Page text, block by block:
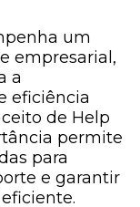
um
empresarial,
a
eficiência
de Help
permite
para
e garantir